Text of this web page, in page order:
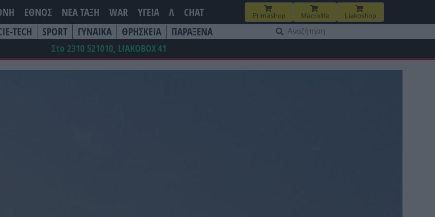
ΕΘΝΟΣ ΝΕΑ ΤΆΞΗ WAR ΥΓΕΙΑ Λ CHAT Primashop Macrolife Liakoshop
TECH SPORT ΓΥΝΑΙΚΑ ΘΡΗΣΚΕΙΑ ΠΑΡΑΞΕΝΑ
για:
Στο 2310 521010, LIAKOBOX41